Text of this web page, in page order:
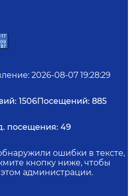
: 2026-08-07 19:28:29
1506Посещений: 885
посещения: 49
ошибки в тексте,
кнопку ниже, чтобы
администрации.